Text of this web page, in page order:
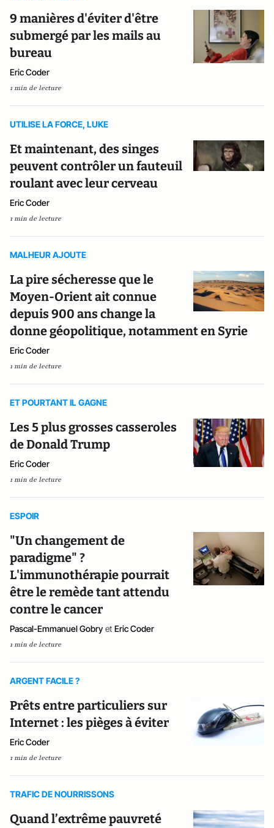
9 manières d'éviter d'être
submergé par les mails au
bureau
Eric Coder
1 min de lecture
UTILISE LA FORCE, LUKE
Et maintenant, des singes
peuvent contrôler un fauteuil
roulant avec leur cerveau
Eric Coder
1 min de lecture
MALHEUR AJOUTE
La pire sécheresse que le
Moyen-Orient ait connue
depuis 900 ans change la
donne géopolitique, notamment en Syrie
Eric Coder
1 min de lecture
ET POURTANT IL GAGNE
Les 5 plus grosses casseroles
de Donald Trump
Eric Coder
1 min de lecture
ESPOIR
"Un changement de
paradigme" ?
L'immunothérapie pourrait
être le remède tant attendu
contre le cancer
Pascal-Emmanuel Gobry et Eric Coder
1 min de lecture
ARGENT FACILE ?
Prêts entre particuliers sur
Internet : les pièges à éviter
Eric Coder
1 min de lecture
TRAFIC DE NOURRISSONS
Quand l’extrême pauvreté